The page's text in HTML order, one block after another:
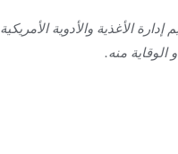
إدارة الأغذية والأدوية
الوقاية منه.